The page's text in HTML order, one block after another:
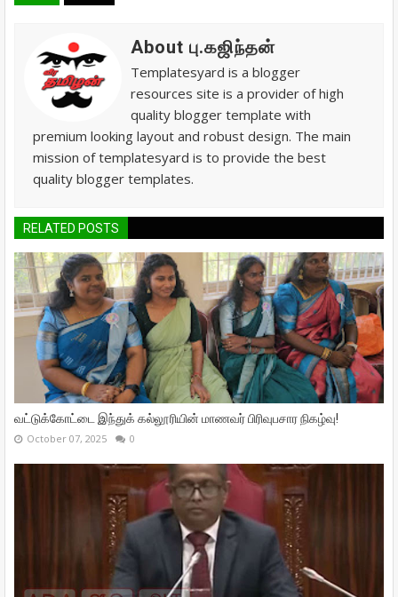
About பு.கஜிந்தன்
Templatesyard is a blogger
resources site is a provider of high
quality blogger template with
premium looking layout and robust design. The main
mission of templatesyard is to provide the best
quality blogger templates.
RELATED POSTS
வட்டுக்கோட்டை இந்துக் கல்லூரியின் மாணவர் பிரிவுபசார நிகழ்வு!
October 07, 2025 0